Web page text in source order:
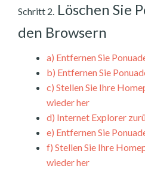
Schritt 2. Löschen Sie
den Browsern
a) Entfernen Sie
b) Entfernen Sie
c) Stellen Sie Ihre
wieder her
d) Internet Explorer
e) Entfernen Sie
f) Stellen Sie Ihre
wieder her